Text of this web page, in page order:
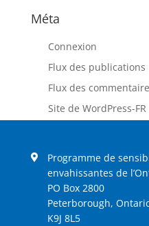
Méta
Connexion
Flux des publications
Flux des
Site de WordPress-FR
Programme de
envahissantes de
PO Box 2800
Peterborough,
K9J 8L5